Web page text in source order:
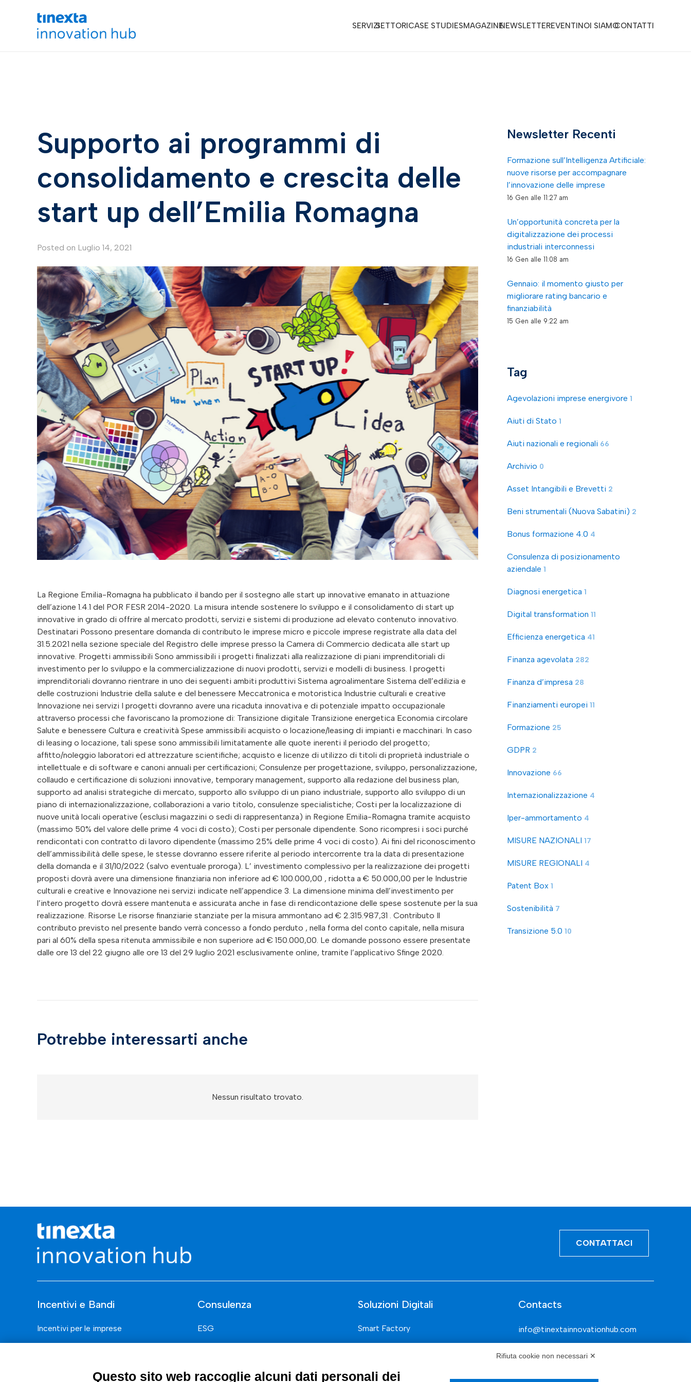
SERVIZISETTORICASE STUDIESMAGAZINENEWSLETTEREVENTINOI SIAMOCONTATTI
Supporto ai programmi di
consolidamento e crescita delle
start up dell’Emilia Romagna
Posted on Luglio 14, 2021
La Regione Emilia-Romagna ha pubblicato il bando per il sostegno alle start up innovative emanato in attuazione
dell’azione 1.4.1 del POR FESR 2014-2020. La misura intende sostenere lo sviluppo e il consolidamento di start up
innovative in grado di offrire al mercato prodotti, servizi e sistemi di produzione ad elevato contenuto innovativo.
Destinatari Possono presentare domanda di contributo le imprese micro e piccole imprese registrate alla data del
31.5.2021 nella sezione speciale del Registro delle imprese presso la Camera di Commercio dedicata alle start up
innovative. Progetti ammissibili Sono ammissibili i progetti finalizzati alla realizzazione di piani imprenditoriali di
investimento per lo sviluppo e la commercializzazione di nuovi prodotti, servizi e modelli di business. I progetti
imprenditoriali dovranno rientrare in uno dei seguenti ambiti produttivi Sistema agroalimentare Sistema dell’edilizia e
delle costruzioni Industrie della salute e del benessere Meccatronica e motoristica Industrie culturali e creative
Innovazione nei servizi I progetti dovranno avere una ricaduta innovativa e di potenziale impatto occupazionale
attraverso processi che favoriscano la promozione di: Transizione digitale Transizione energetica Economia circolare
Salute e benessere Cultura e creatività Spese ammissibili acquisto o locazione/leasing di impianti e macchinari. In caso
di leasing o locazione, tali spese sono ammissibili limitatamente alle quote inerenti il periodo del progetto;
affitto/noleggio laboratori ed attrezzature scientifiche; acquisto e licenze di utilizzo di titoli di proprietà industriale o
intellettuale e di software e canoni annuali per certificazioni; Consulenze per progettazione, sviluppo, personalizzazione,
collaudo e certificazione di soluzioni innovative, temporary management, supporto alla redazione del business plan,
supporto ad analisi strategiche di mercato, supporto allo sviluppo di un piano industriale, supporto allo sviluppo di un
piano di internazionalizzazione, collaborazioni a vario titolo, consulenze specialistiche; Costi per la localizzazione di
nuove unità locali operative (esclusi magazzini o sedi di rappresentanza) in Regione Emilia-Romagna tramite acquisto
(massimo 50% del valore delle prime 4 voci di costo); Costi per personale dipendente. Sono ricompresi i soci purché
rendicontati con contratto di lavoro dipendente (massimo 25% delle prime 4 voci di costo). Ai fini del riconoscimento
dell’ammissibilità delle spese, le stesse dovranno essere riferite al periodo intercorrente tra la data di presentazione
della domanda e il 31/10/2022 (salvo eventuale proroga). L’ investimento complessivo per la realizzazione dei progetti
proposti dovrà avere una dimensione finanziaria non inferiore ad € 100.000,00 , ridotta a € 50.000,00 per le Industrie
culturali e creative e Innovazione nei servizi indicate nell’appendice 3. La dimensione minima dell’investimento per
l’intero progetto dovrà essere mantenuta e assicurata anche in fase di rendicontazione delle spese sostenute per la sua
realizzazione. Risorse Le risorse finanziarie stanziate per la misura ammontano ad € 2.315.987,31 . Contributo Il
contributo previsto nel presente bando verrà concesso a fondo perduto , nella forma del conto capitale, nella misura
pari al 60% della spesa ritenuta ammissibile e non superiore ad € 150.000,00. Le domande possono essere presentate
dalle ore 13 del 22 giugno alle ore 13 del 29 luglio 2021 esclusivamente online, tramite l’applicativo Sfinge 2020.
Potrebbe interessarti anche
Nessun risultato trovato.
Newsletter Recenti
Formazione sull’Intelligenza Artificiale:
nuove risorse per accompagnare
l’innovazione delle imprese
16 Gen alle 11:27 am
Un’opportunità concreta per la
digitalizzazione dei processi
industriali interconnessi
16 Gen alle 11:08 am
Gennaio: il momento giusto per
migliorare rating bancario e
finanziabilità
15 Gen alle 9:22 am
Tag
Agevolazioni imprese energivore 1
Aiuti di Stato 1
Aiuti nazionali e regionali 66
Archivio 0
Asset Intangibili e Brevetti 2
Beni strumentali (Nuova Sabatini) 2
Bonus formazione 4.0 4
Consulenza di posizionamento
aziendale 1
Diagnosi energetica 1
Digital transformation 11
Efficienza energetica 41
Finanza agevolata 282
Finanza d’impresa 28
Finanziamenti europei 11
Formazione 25
GDPR 2
Innovazione 66
Internazionalizzazione 4
Iper-ammortamento 4
MISURE NAZIONALI 17
MISURE REGIONALI 4
Patent Box 1
Sostenibilità 7
Transizione 5.0 10
CONTATTACI
Incentivi e Bandi
Incentivi per le imprese
Consulenza
ESG
Soluzioni Digitali
Smart Factory
Contacts
info@tinextainnovationhub.com
Rifiuta cookie non necessari ✕
Questo sito web raccoglie alcuni dati personali dei